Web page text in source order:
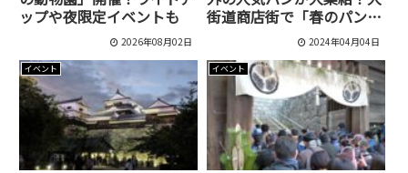
ップや夜限定イベントも
2026年08月02日
街道商店街で「春のパンマ
ルシェ」が4月14日に開催
2024年04月04日
イベント イベント